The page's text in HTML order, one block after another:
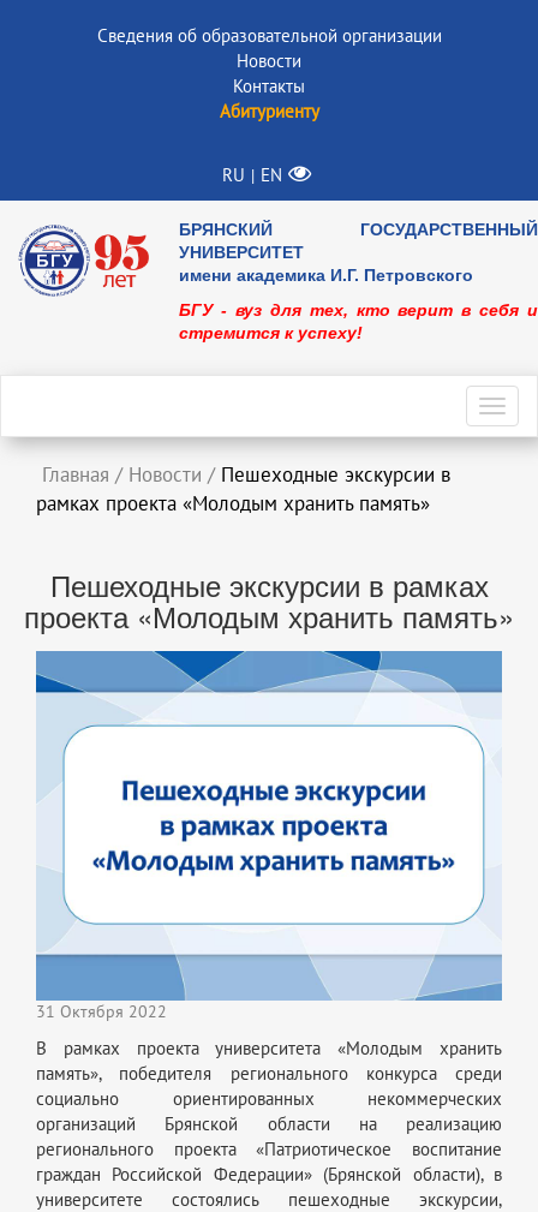
Сведения об образовательной организации
Новости
Контакты
Абитуриенту
RU | EN
БРЯНСКИЙ ГОСУДАРСТВЕННЫЙ
УНИВЕРСИТЕТ
имени академика И.Г. Петровского
БГУ - вуз для тех, кто верит в себя и
стремится к успеху!
Главная / Новости / Пешеходные экскурсии в
рамках проекта «Молодым хранить память»
Пешеходные экскурсии в рамках
проекта «Молодым хранить память»
31 Октября 2022
В рамках проекта университета «Молодым хранить
память», победителя регионального конкурса среди
социально ориентированных некоммерческих
организаций Брянской области на реализацию
регионального проекта «Патриотическое воспитание
граждан Российской Федерации» (Брянской области), в
университете состоялись пешеходные экскурсии,